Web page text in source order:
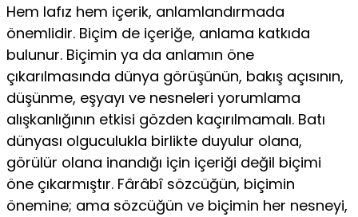
Hem lafız hem içerik, anlamlandırmada
önemlidir. Biçim de içeriğe, anlama katkıda
bulunur. Biçimin ya da anlamın öne
çıkarılmasında dünya görüşünün, bakış açısının,
düşün­me, eşyayı ve nesneleri yorumlama
alışkanlığının etkisi göz­den kaçırılmamalı. Batı
dünyası olguculukla birlikte duyulur olana,
görülür olana inandığı için içeriği değil biçimi
öne çı­karmıştır. Fârâbî sözcüğün, biçimin
önemine; ama sözcüğün ve biçimin her nesneyi,